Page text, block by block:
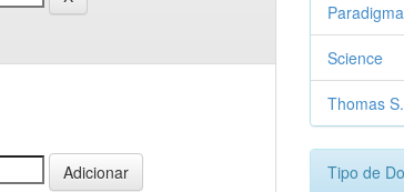
Paradigma
Science
Thomas
Tipo de